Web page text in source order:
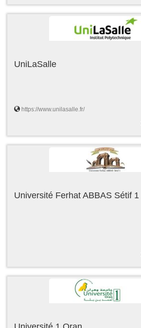
UniLaSalle
https://www.unilasalle.fr/
Université Ferhat ABBAS Sétif 1